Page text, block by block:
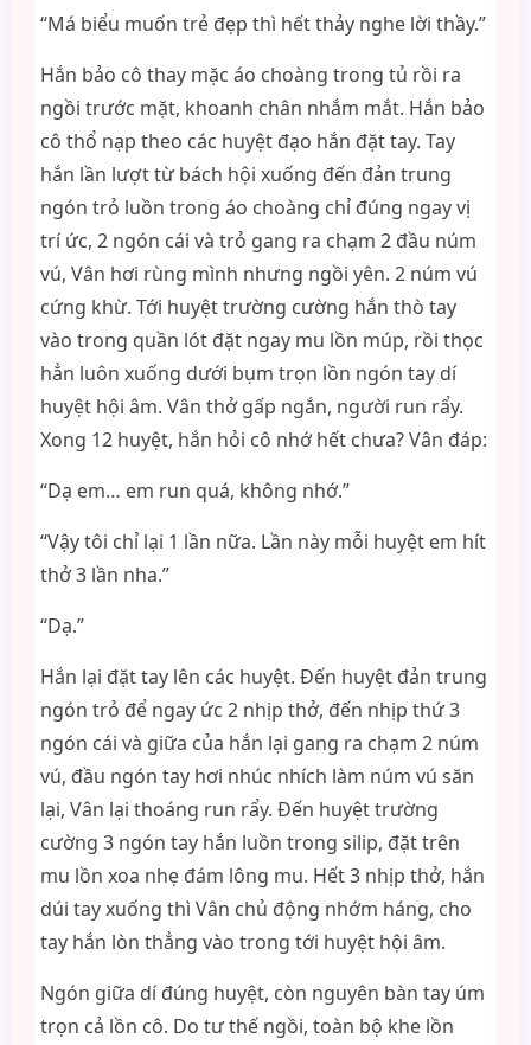
“Má biểu muốn trẻ đẹp thì hết thảy nghe lời thầy.”
Hắn bảo cô thay mặc áo choàng trong tủ rồi ra
ngồi trước mặt, khoanh chân nhắm mắt. Hắn bảo
cô thổ nạp theo các huyệt đạo hắn đặt tay. Tay
hắn lần lượt từ bách hội xuống đến đản trung
ngón trỏ luồn trong áo choàng chỉ đúng ngay vị
trí ức, 2 ngón cái và trỏ gang ra chạm 2 đầu núm
vú, Vân hơi rùng mình nhưng ngồi yên. 2 núm vú
cứng khừ. Tới huyệt trường cường hắn thò tay
vào trong quần lót đặt ngay mu lồn múp, rồi thọc
hẳn luôn xuống dưới bụm trọn lồn ngón tay dí
huyệt hội âm. Vân thở gấp ngắn, người run rẩy.
Xong 12 huyệt, hắn hỏi cô nhớ hết chưa? Vân đáp:
“Dạ em… em run quá, không nhớ.”
“Vậy tôi chỉ lại 1 lần nữa. Lần này mỗi huyệt em hít
thở 3 lần nha.”
“Dạ.”
Hắn lại đặt tay lên các huyệt. Đến huyệt đản trung
ngón trỏ để ngay ức 2 nhịp thở, đến nhịp thứ 3
ngón cái và giữa của hắn lại gang ra chạm 2 núm
vú, đầu ngón tay hơi nhúc nhích làm núm vú săn
lại, Vân lại thoáng run rẩy. Đến huyệt trường
cường 3 ngón tay hắn luồn trong silip, đặt trên
mu lồn xoa nhẹ đám lông mu. Hết 3 nhịp thở, hắn
dúi tay xuống thì Vân chủ động nhớm háng, cho
tay hắn lòn thẳng vào trong tới huyệt hội âm.
Ngón giữa dí đúng huyệt, còn nguyên bàn tay úm
trọn cả lồn cô. Do tư thế ngồi, toàn bộ khe lồn